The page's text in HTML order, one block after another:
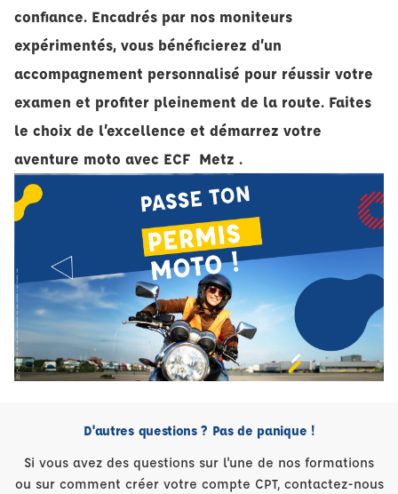
confiance. Encadrés par nos moniteurs
expérimentés, vous bénéficierez d’un
accompagnement personnalisé pour réussir votre
examen et profiter pleinement de la route. Faites
le choix de l’excellence et démarrez votre
aventure moto avec ECF Metz .
D'autres questions ? Pas de panique !
Si vous avez des questions sur l'une de nos formations
ou sur comment créer votre compte CPT, contactez-nous